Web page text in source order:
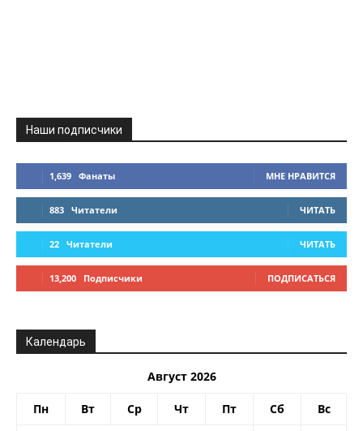
Наши подписчики
1,639 Фанаты МНЕ НРАВИТСЯ
883 Читатели ЧИТАТЬ
22 Читатели ЧИТАТЬ
13,200 Подписчики ПОДПИСАТЬСЯ
Календарь
Август 2026
Пн Вт Ср Чт Пт Сб Вс